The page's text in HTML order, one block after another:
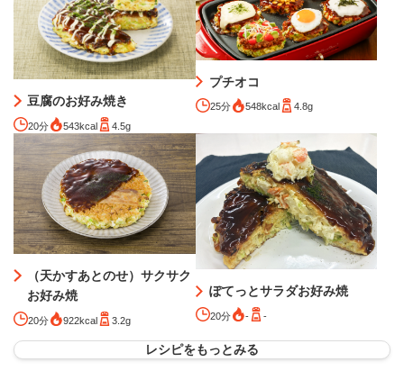
豆腐のお好み焼き
20分 543kcal 4.5g
プチオコ
25分 548kcal 4.8g
（天かすあとのせ）サクサク
お好み焼
20分 922kcal 3.2g
ぽてっとサラダお好み焼
20分 - -
レシピをもっとみる